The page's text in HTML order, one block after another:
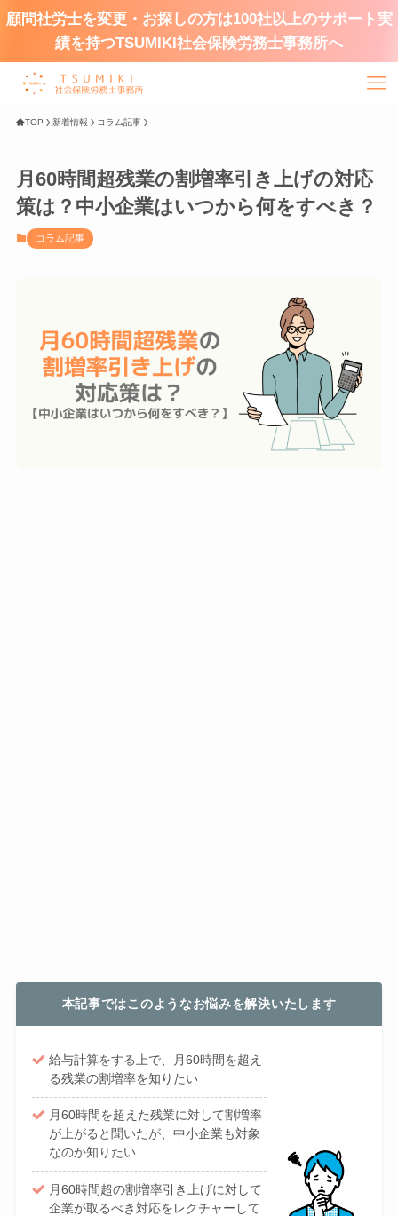
顧問社労士を変更・お探しの方は100社以上のサポート実
績を持つTSUMIKI社会保険労務士事務所へ
TOP 新着情報 コラム記事
月60時間超残業の割増率引き上げの対応
策は？中小企業はいつから何をすべき？
コラム記事
本記事ではこのようなお悩みを解決いたします
給与計算をする上で、月60時間を超え
る残業の割増率を知りたい
月60時間を超えた残業に対して割増率
が上がると聞いたが、中小企業も対象
なのか知りたい
月60時間超の割増率引き上げに対して
企業が取るべき対応をレクチャーして